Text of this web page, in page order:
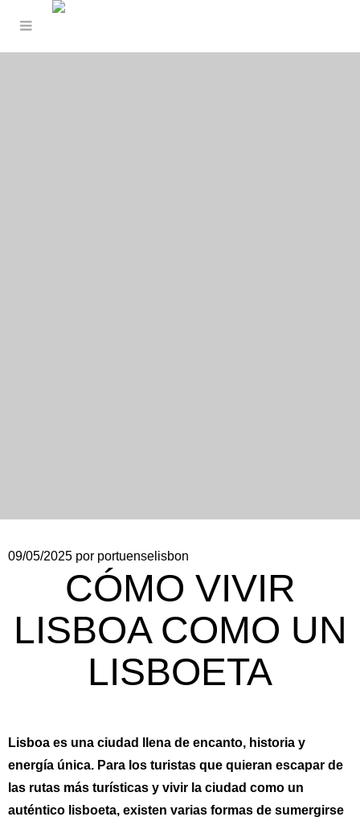
09/05/2025 por portuenselisbon
CÓMO VIVIR
LISBOA COMO UN
LISBOETA
Lisboa es una ciudad llena de encanto, historia y
energía única. Para los turistas que quieran escapar de
las rutas más turísticas y vivir la ciudad como un
auténtico lisboeta, existen varias formas de sumergirse